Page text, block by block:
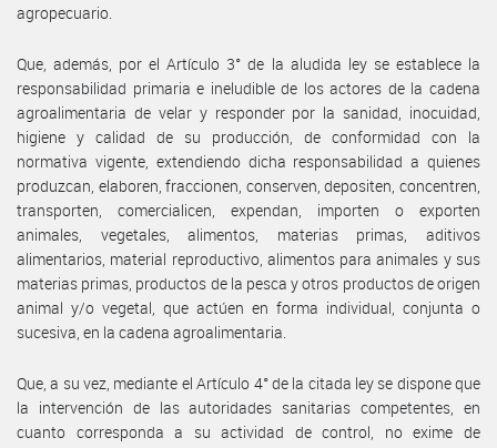
agropecuario.
Que, además, por el Artículo 3° de la aludida ley se establece la
responsabilidad primaria e ineludible de los actores de la cadena
agroalimentaria de velar y responder por la sanidad, inocuidad,
higiene y calidad de su producción, de conformidad con la
normativa vigente, extendiendo dicha responsabilidad a quienes
produzcan, elaboren, fraccionen, conserven, depositen, concentren,
transporten, comercialicen, expendan, importen o exporten
animales, vegetales, alimentos, materias primas, aditivos
alimentarios, material reproductivo, alimentos para animales y sus
materias primas, productos de la pesca y otros productos de origen
animal y/o vegetal, que actúen en forma individual, conjunta o
sucesiva, en la cadena agroalimentaria.
Que, a su vez, mediante el Artículo 4° de la citada ley se dispone que
la intervención de las autoridades sanitarias competentes, en
cuanto corresponda a su actividad de control, no exime de